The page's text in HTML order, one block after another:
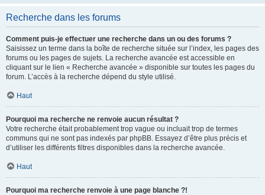
Recherche dans les forums
Comment puis-je effectuer une recherche dans un ou des forums ?
Saisissez un terme dans la boîte de recherche située sur l’index, les pages des
forums ou les pages de sujets. La recherche avancée est accessible en
cliquant sur le lien « Recherche avancée » disponible sur toutes les pages du
forum. L’accès à la recherche dépend du style utilisé.
Haut
Pourquoi ma recherche ne renvoie aucun résultat ?
Votre recherche était probablement trop vague ou incluait trop de termes
communs qui ne sont pas indexés par phpBB. Essayez d’être plus précis et
d’utiliser les différents filtres disponibles dans la recherche avancée.
Haut
Pourquoi ma recherche renvoie à une page blanche ?!